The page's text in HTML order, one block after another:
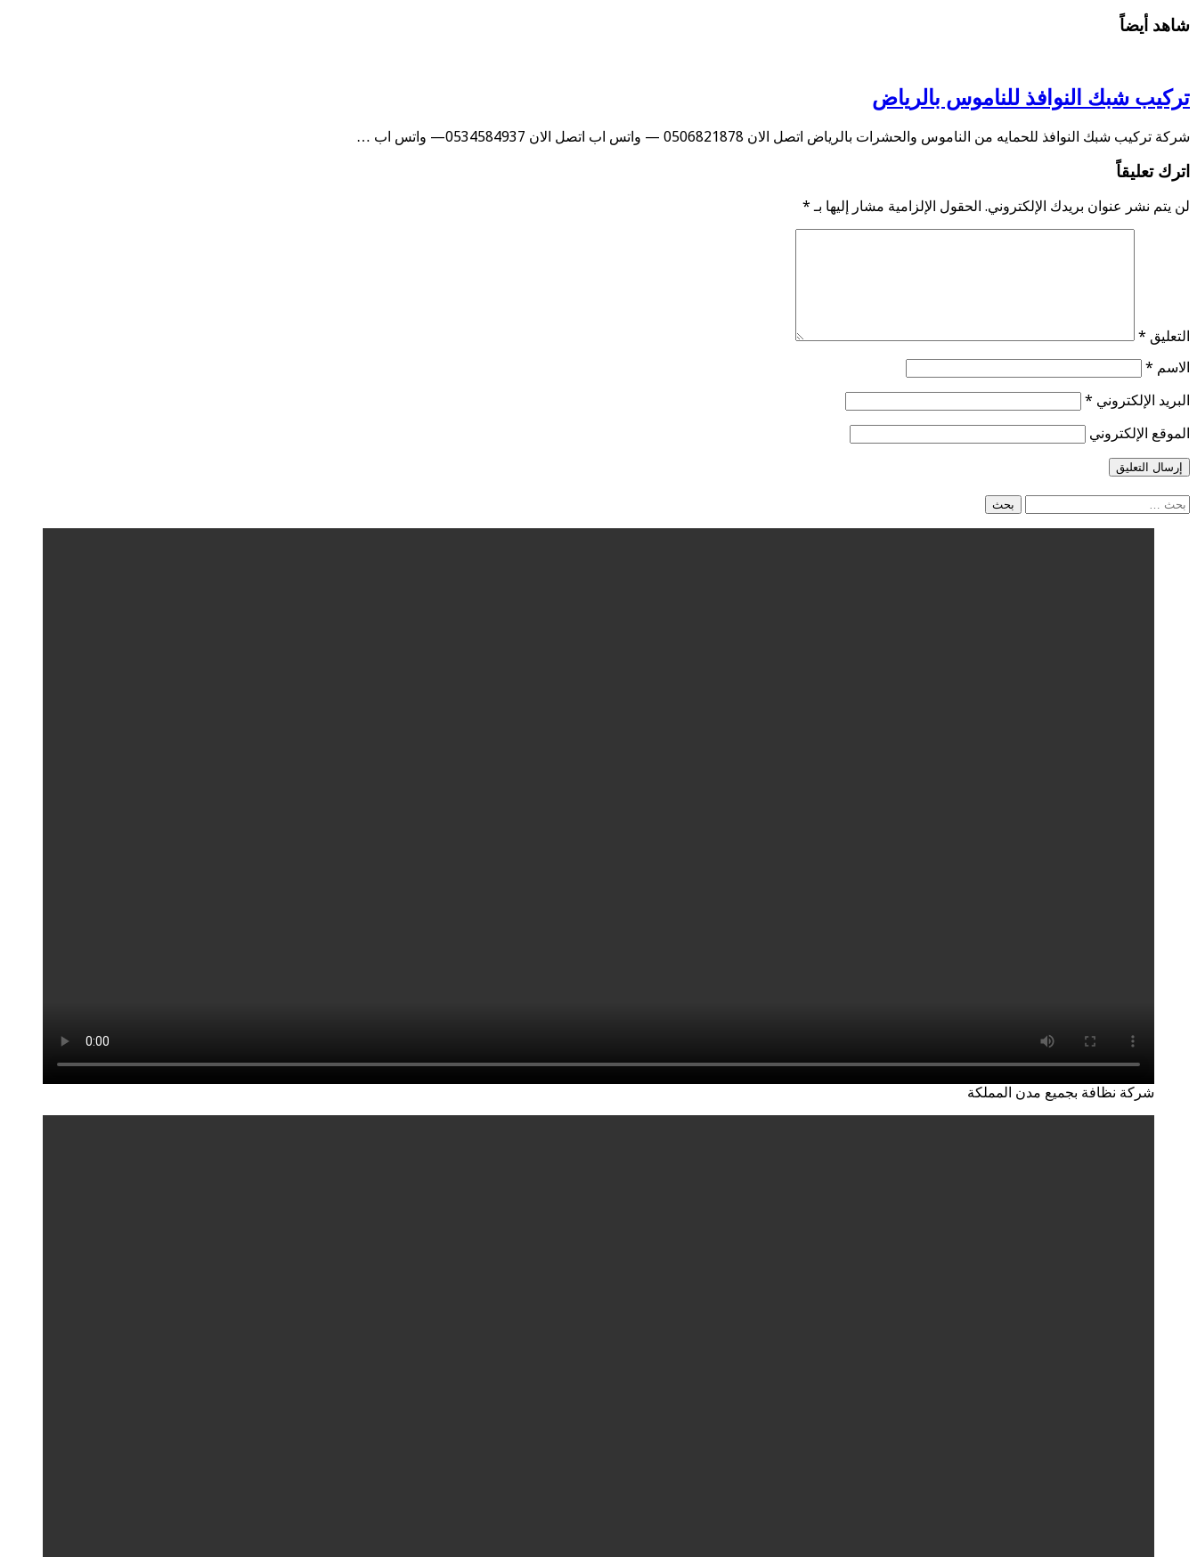
شاهد أيضاً
تركيب شبك النوافذ للناموس بالرياض
شركة تركيب شبك النوافذ للحمايه من الناموس والحشرات بالرياض اتصل الان 0506821878 — واتس اب اتصل الان 0534584937— واتس اب …
اترك تعليقاً
لن يتم نشر عنوان بريدك الإلكتروني. الحقول الإلزامية مشار إليها بـ *
التعليق *
الاسم *
البريد الإلكتروني *
الموقع الإلكتروني
البحث
عن:
شركة نظافة بجميع مدن المملكة